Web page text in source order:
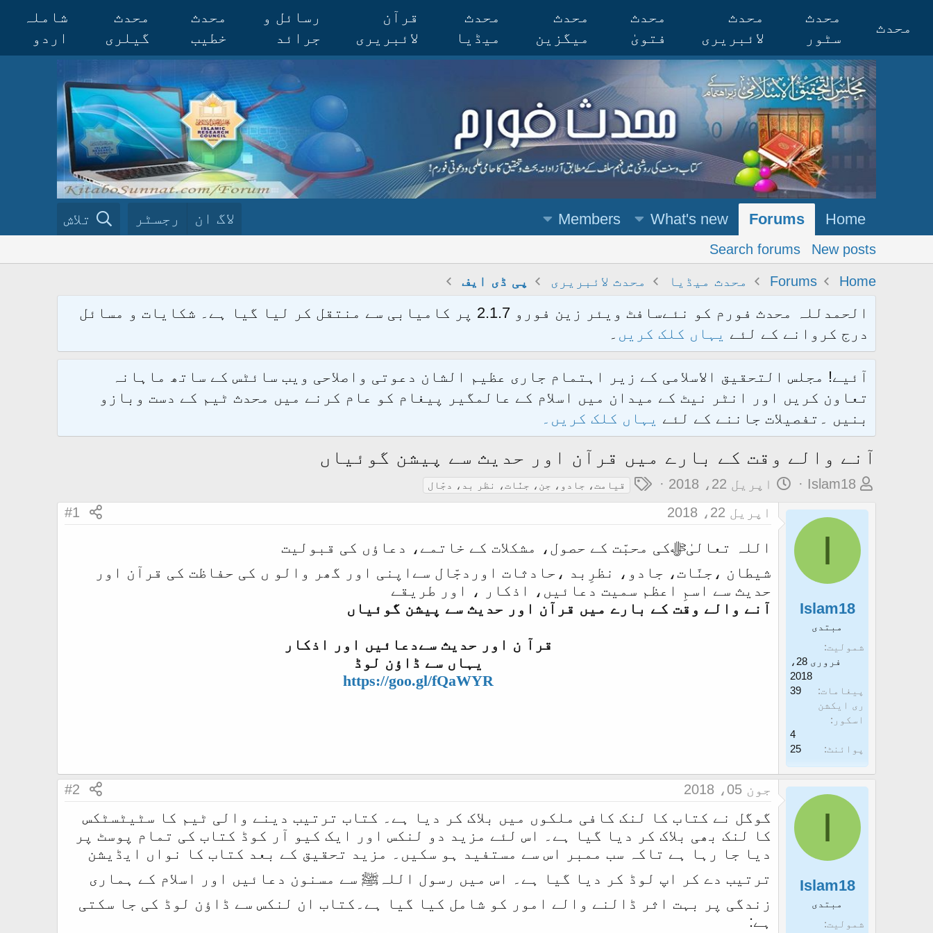
محدث
محدث
سٹور
محدث
لائبریری
محدث
فتویٰ
محدث
میگزین
محدث
میڈیا
قرآن
لائبریری
رسائل و
جرائد
محدث
خطیب
محدث
گیلری
شاملہ
اردو
Home
Forums
What's new
Members لاگ ان رجسٹر تلاش
New posts
Search forums
Home
Forums محدث میڈیا محدث لائبریری پی ڈی ایف
الحمدللہ محدث فورم کو نئےسافٹ ویئر زین فورو 2.1.7 پر کامیابی سے منتقل کر لیا گیا ہے۔ شکایات و مسائل
درج کروانے کے لئے یہاں کلک کریں ۔
آئیے! مجلس التحقیق الاسلامی کے زیر اہتمام جاری عظیم الشان دعوتی واصلاحی ویب سائٹس کے ساتھ ماہانہ
تعاون کریں اور انٹر نیٹ کے میدان میں اسلام کے عالمگیر پیغام کو عام کرنے میں محدث ٹیم کے دست وبازو
بنیں ۔تفصیلات جاننے کے لئے یہاں کلک کریں۔
آنے والے وقت کے بارے میں قرآن اور حدیث سے پیشن گوئیاں
م
ض
ک
ا
ک
ر
ے
و
ل
Islam18
ت
ا
ر
ی
آ
غ
ا
اپریل 22، 2018
ٹ
ی
ز
قیامت، جادو، جن، جنّات، نظر بد، دجّال
I
Islam18
مبتدی
شمولیت
فروری 28،
2018
پیغامات
39
ری ایکشن
اسکور
4
پوائنٹ
25
اپریل 22، 2018 #1
اللہ تعالیٰﷻکی محبّت کے حصول، مشکلات کے خاتمے، دعاؤں کی قبولیت
شیطان ،جنّات، جادو، نظرِبد ،حادثات اوردجّال سےاپنی اور گھر والو ں کی حفاظت کی قرآن اور
حدیث سے اسمِ اعظم سمیت دعائیں، اذکار ، اور طریقے
آنے والے وقت کے بارے میں قرآن اور حدیث سے پیشن گوئیاں
قرآ ن اور حدیث سےدعائیں اور اذکار
یہاں سے ڈاؤن لوڈ
https://goo.gl/fQaWYR
I
Islam18
مبتدی
شمولیت
جون 05، 2018 #2
گوگل نے کتاب کا لنک کافی ملکوں میں بلاک کر دیا ہے۔ کتاب ترتیب دینے والی ٹیم کا سٹیٹسٹکس
کا لنک بھی بلاک کر دیا گیا ہے۔ اس لئے مزید دو لنکس اور ایک کیو آر کوڈ کتاب کی تمام پوسٹ پر
دیا جا رہا ہے تاکہ سب ممبر اس سے مستفید ہو سکیں۔ مزید تحقیق کے بعد کتاب کا نواں ایڈیشن
ترتیب دے کر اپ لوڈ کر دیا گیا ہے۔ اس میں رسول اللہﷺ سے مسنون دعائیں اور اسلام کے ہماری
زندگی پر بہت اثر ڈالنے والے امور کو شامل کیا گیا ہے۔کتاب ان لنکس سے ڈاؤن لوڈ کی جا سکتی
ہے: